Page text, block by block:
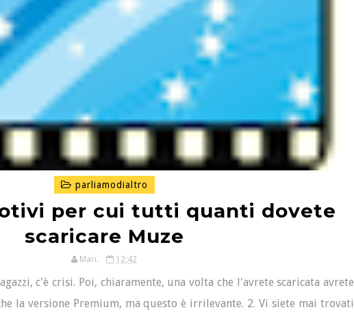
parliamodialtro
per cui tutti quanti dovete
scaricare Muze
Mari. 12:42
c'è crisi. Poi, chiaramente, una volta che l'avrete scaricata avrete
la versione Premium, ma questo è irrilevante. 2. Vi siete mai trovati